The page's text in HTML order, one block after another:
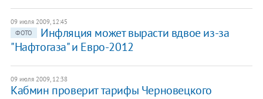
09 июля 2009, 12:45
ФОТО
Инфляция может вырасти вдвое из-за
"Нафтогаза" и Евро-2012
09 июля 2009, 12:38
Кабмин проверит тарифы Черновецкого